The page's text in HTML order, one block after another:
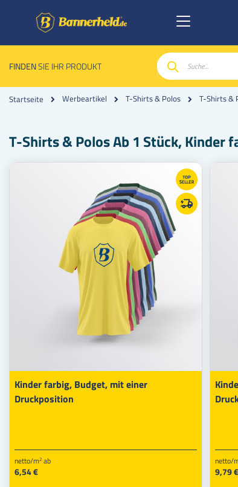
FINDENSIE IHR PRODUKT
Suche
Startseite Werbeartikel T-Shirts & Polos T-Shirts &
T-Shirts & Polos Ab 1 Stück, Kinder
Kinder farbig, Budget, mit einer
Druckposition
netto/m2 ab
6,54 €
netto/
9,79 €